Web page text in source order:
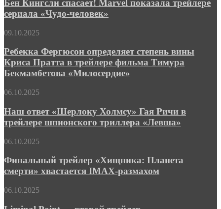
сарикоандреасянизма
Marvel
показала
сериала
человек»
Бен Кингсли спасает! Marvel показала трейлере
сериала «Чудо-человек»
Ребекка
определяет
степень
вины
Криса
в
фильма
Тимура
Бекмамбетова
«Милосердие»
09.10.2025
Ребекка Фергюсон определяет степень вины
Криса Пратта в трейлере фильма Тимура
Бекмамбетова «Милосердие»
Наш
«Шерлоку
Холмсу»
Гая
в
шпионского
триллера
06.10.2025
Наш ответ «Шерлоку Холмсу» Гая Ричи в
трейлере шпионского триллера «Левша»
Финальный
«Хищника:
смерти»
IMAX-
06.10.2025
Финальный трейлер «Хищника: Планета
смерти» хвастается IMAX-размахом
Liminal
—
06.10.2025